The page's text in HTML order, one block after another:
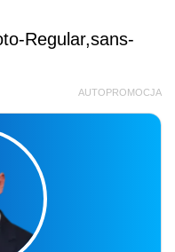
Regular,sans-
AUTOPROMOCJA